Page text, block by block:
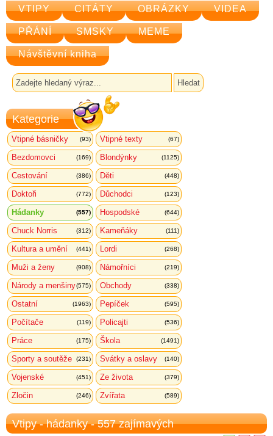
VTIPY CITÁTY OBRÁZKY VIDEA
PŘÁNÍ SMSKY MEME
Návštěvní kniha
Kategorie
Vtipné básničky (93) Vtipné texty (67)
Bezdomovci (169) Blondýnky (1125)
Cestování (386) Děti (448)
Doktoři (772) Důchodci (123)
Hádanky (557) Hospodské (644)
Chuck Norris (312) Kameňáky (111)
Kultura a umění (441) Lordi (268)
Muži a ženy (908) Námořníci (219)
Národy a menšiny(575) Obchody (338)
Ostatní (1963) Pepíček (595)
Počítače (119) Policajti (536)
Práce (175) Škola (1491)
Sporty a soutěže (231) Svátky a oslavy (140)
Vojenské (451) Ze života (379)
Zločin (246) Zvířata (589)
Vtipy - hádanky - 557 zajímavých